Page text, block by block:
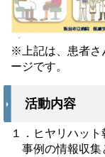
※上記は、患者さ
ージです。
活動内容
１．ヒヤリハッ
事例の情報収集